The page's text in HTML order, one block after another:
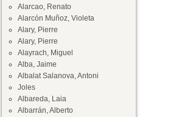
Alarcao, Renato
Alarcón Muñoz, Violeta
Alary, Pierre
Alary, Pierre
Alayrach, Miguel
Alba, Jaime
Albalat Salanova, Antoni
Joles
Albareda, Laia
Albarrán, Alberto